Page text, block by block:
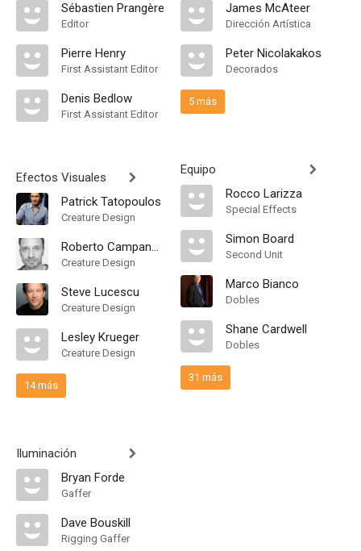
Sébastien Prangère
Editor
Pierre Henry
First Assistant Editor
Denis Bedlow
First Assistant Editor
Efectos Visuales
Patrick Tatopoulos
Creature Design
Roberto Campanella
Creature Design
Steve Lucescu
Creature Design
Lesley Krueger
Creature Design
14 más
Iluminación
Bryan Forde
Gaffer
Dave Bouskill
Rigging Gaffer
James McAteer
Dirección Artística
Peter Nicolakakos
Decorados
5 más
Equipo
Rocco Larizza
Special Effects
Simon Board
Second Unit
Marco Bianco
Dobles
Shane Cardwell
Dobles
31 más